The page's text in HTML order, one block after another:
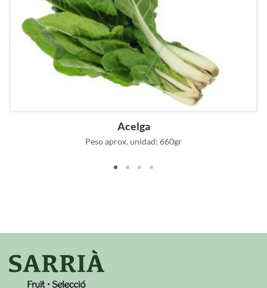
Acelga
Peso aprox. unidad: 660gr